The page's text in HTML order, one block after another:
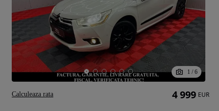
1 / 6
4 999 EUR
Calculeaza rata